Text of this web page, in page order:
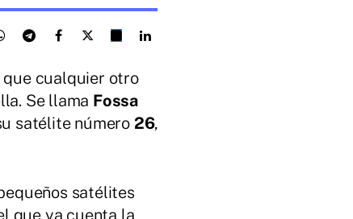
que cualquier otro
Se llama Fossa
satélite número 26,
satélites
que ya cuenta la